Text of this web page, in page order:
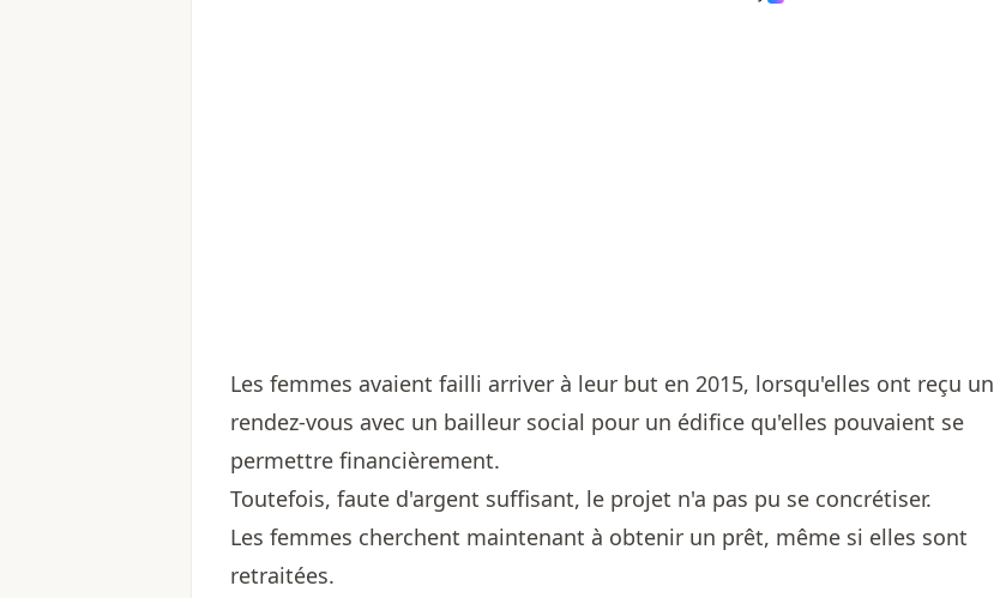
Les femmes avaient failli arriver à leur but en 2015, lorsqu'elles ont reçu un
rendez-vous avec un bailleur social pour un édifice qu'elles pouvaient se
permettre financièrement.
Toutefois, faute d'argent suffisant, le projet n'a pas pu se concrétiser.
Les femmes cherchent maintenant à obtenir un prêt, même si elles sont
retraitées.